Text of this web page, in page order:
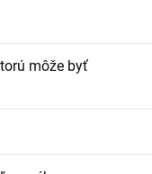
môže byť